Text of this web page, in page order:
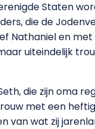
Staten
die de
en met
uiteindelijk
die zijn oma
met een
van wat zij